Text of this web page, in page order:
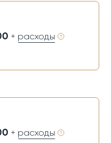
+ расходы
+ расходы